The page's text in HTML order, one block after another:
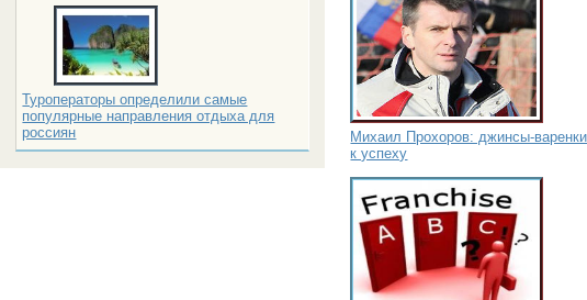
Туроператоры определили самые
популярные направления отдыха для
россиян
Михаил Прохоров: джинсы-
к успеху